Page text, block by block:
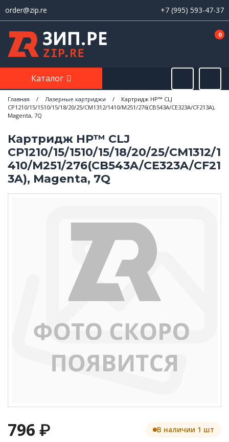
order@zip.re +7 (995) 593-47-37
0
Каталог
Главная / Лазерные картриджи /
Картридж HP™ CLJ
CP1210/15/1510/15/18/20/25/CM1312/1410/M251/276(CB543A/CE323A/CF213A),
Magenta, 7Q
Картридж HP™ CLJ
CP1210/15/1510/15/18/20/25/CM1312/1
410/M251/276(CB543A/CE323A/CF21
3A), Magenta, 7Q
796 ₽ В наличии 1 шт